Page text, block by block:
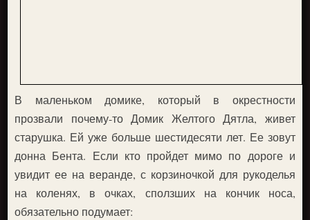
В маленьком домике, который в окрестности
прозвали почему-то Домик Желтого Дятла, живет
старушка. Ей уже больше шестидесяти лет. Ее зовут
донна Бента. Если кто пройдет мимо по дороге и
увидит ее на веранде, с корзиночкой для рукоделья
на коленях, в очках, сползших на кончик носа,
обязательно подумает: